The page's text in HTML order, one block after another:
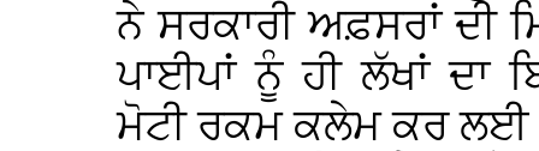
ਨੇ ਸਰਕਾਰੀ ਅਫ਼ਸਰਾਂ ਦੀ
ਪਾਈਪਾਂ ਨੂੰ ਹੀ ਲੱਖਾਂ ਦਾ
ਮੋਟੀ ਰਕਮ ਕਲੇਮ ਕਰ